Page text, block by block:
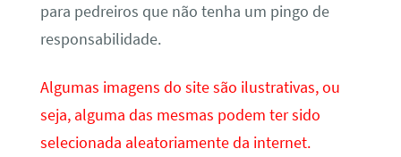
para pedreiros que não tenha um pingo de
responsabilidade.
Algumas imagens do site são ilustrativas, ou
seja, alguma das mesmas podem ter sido
selecionada aleatoriamente da internet.